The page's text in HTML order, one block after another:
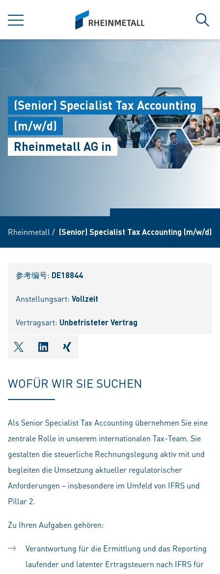
菜单
siteLogo
搜索
(Senior) Specialist Tax Accounting
(m/w/d)
Rheinmetall AG in
Rheinmetall / (Senior) Specialist Tax Accounting (m/w/d)
参考编号: DE18844
Anstellungsart: Vollzeit
Vertragsart: Unbefristeter Vertrag
shareOntwitter
shareOnlinkedIn
shareOnxing
WOFÜR WIR SIE SUCHEN
Als Senior Specialist Tax Accounting übernehmen Sie eine
zentrale Rolle in unserem internationalen Tax-Team. Sie
gestalten die steuerliche Rechnungslegung aktiv mit und
begleiten die Umsetzung aktueller regulatorischer
Anforderungen – insbesondere im Umfeld von IFRS und
Pillar 2.
Zu Ihren Aufgaben gehören:
Verantwortung für die Ermittlung und das Reporting
laufender und latenter Ertragsteuern nach IFRS für